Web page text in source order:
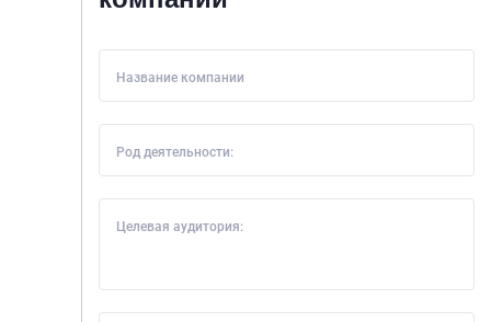
Название компании
Род деятельности:
Целевая аудитория: